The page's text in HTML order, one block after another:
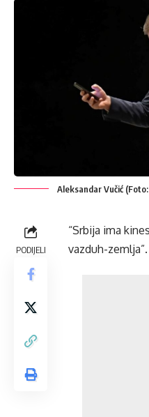
Aleksandar Vučić
PODIJELI
“Srbija ima
vazduh-zemlja”.